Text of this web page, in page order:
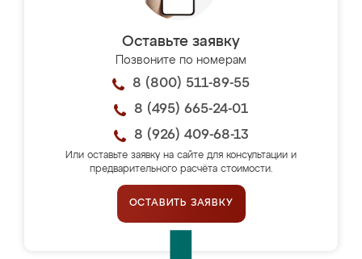
Оставьте заявку
Позвоните по номерам
8 (800) 511-89-55
8 (495) 665-24-01
8 (926) 409-68-13
Или оставьте заявку на сайте для консультации и
предварительного расчёта стоимости.
ОСТАВИТЬ ЗАЯВКУ